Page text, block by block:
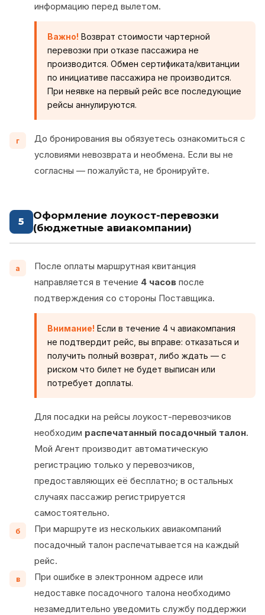
информацию перед вылетом.
Важно! Возврат стоимости чартерной
перевозки при отказе пассажира не
производится. Обмен сертификата/квитанции
по инициативе пассажира не производится.
При неявке на первый рейс все последующие
рейсы аннулируются.
г
До бронирования вы обязуетесь ознакомиться с
условиями невозврата и необмена. Если вы не
согласны — пожалуйста, не бронируйте.
5
Оформление лоукост-перевозки
(бюджетные авиакомпании)
а
После оплаты маршрутная квитанция
направляется в течение 4 часов после
подтверждения со стороны Поставщика.
Внимание! Если в течение 4 ч авиакомпания
не подтвердит рейс, вы вправе: отказаться и
получить полный возврат, либо ждать — с
риском что билет не будет выписан или
потребует доплаты.
Для посадки на рейсы лоукост-перевозчиков
необходим распечатанный посадочный талон.
Мой Агент производит автоматическую
регистрацию только у перевозчиков,
предоставляющих её бесплатно; в остальных
случаях пассажир регистрируется
самостоятельно.
б
При маршруте из нескольких авиакомпаний
посадочный талон распечатывается на каждый
рейс.
в
При ошибке в электронном адресе или
недоставке посадочного талона необходимо
незамедлительно уведомить службу поддержки